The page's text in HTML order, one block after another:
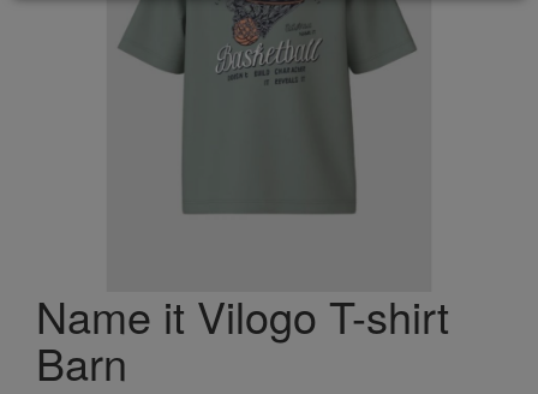
Name it Vilogo T-shirt
Barn